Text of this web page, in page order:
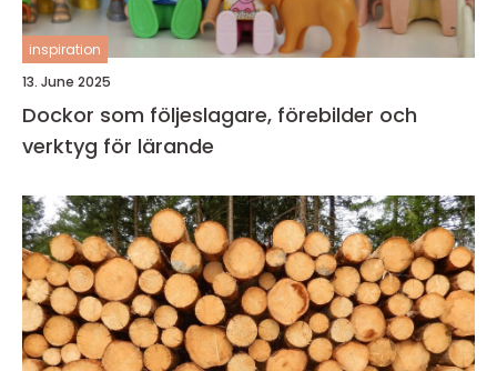
inspiration
13. June 2025
Dockor som följeslagare, förebilder och
verktyg för lärande